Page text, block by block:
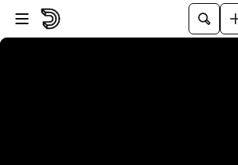
Vai al lettore
Passa al contenuto principale